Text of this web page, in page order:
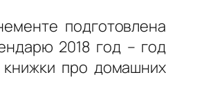
подготовлена
2018 год – год
про домашних